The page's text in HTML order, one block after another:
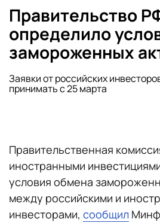
Правительство
определило
замороженных
Заявки от российских
принимать с 25 марта
Правительственная
иностранными
условия обмена
между российскими и
инвесторами, сообщил